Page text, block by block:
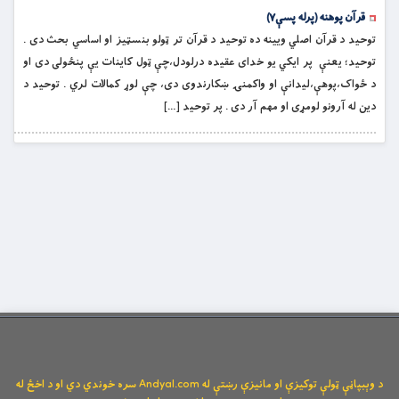
قرآن پوهنه (پرله پسې۷)
توحيد د قرآن اصلي ويينه ده توحيد د قرآن تر ټولو بنسټيز او اساسي بحث دى .
توحيد؛ يعنې پر ايکي يو خداى عقيده درلودل،چې ټول کاينات يې پنځولى دى او
د ځواک،پوهې،ليدانې او واکمنۍ ښکارندوى دى، چې لوړ کمالات لري . توحيد د
دين له آرونو لومړى او مهم آر دى . پر توحيد […]
د وېبپاڼې ټولې توکیزې او مانیزې رښتې له Andyal.com سره خوندي دي او د اخځ له